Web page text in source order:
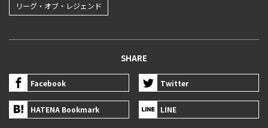
リーグ・オブ・レジェンド
SHARE
Facebook Twitter
HATENA Bookmark LINE